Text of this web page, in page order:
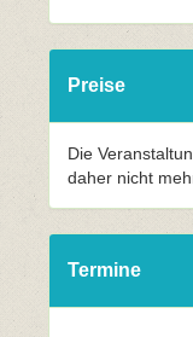
Preise
Die
daher nicht
Termine